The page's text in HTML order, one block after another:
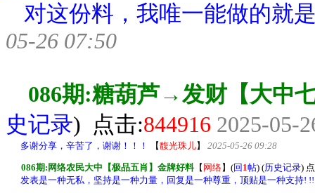
对这份料，我唯一能做的就
05-26 07:50
086期:糖葫芦→发财【大中
史记录) 点击:844916 2025-05-
多谢分享，辛苦了，谢谢！！！ 【馥光珠儿】 2025-05-26 09:28
086期:网络农民大中【极品五肖】金牌好料【 网络】 (回 1帖) (历史记录)
发表是一种无私，坚持是一种力量，回复是一种尊重，顶贴是一种支持!